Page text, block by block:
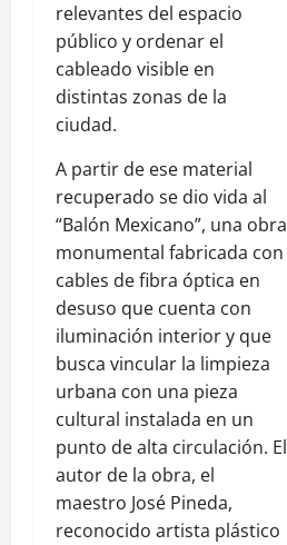
relevantes del espacio
público y ordenar el
cableado visible en
distintas zonas de la
ciudad.
A partir de ese material
recuperado se dio vida al
“Balón Mexicano”, una obra
monumental fabricada con
cables de fibra óptica en
desuso que cuenta con
iluminación interior y que
busca vincular la limpieza
urbana con una pieza
cultural instalada en un
punto de alta circulación. El
autor de la obra, el
maestro José Pineda,
reconocido artista plástico